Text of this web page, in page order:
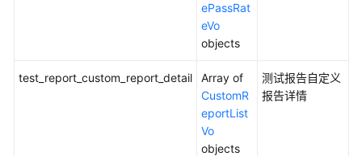
用
ePassRat
eVo
objects
test_report_custom_report_detail
Array of
CustomR
eportList
Vo
objects
测试报告自定义
报告详情